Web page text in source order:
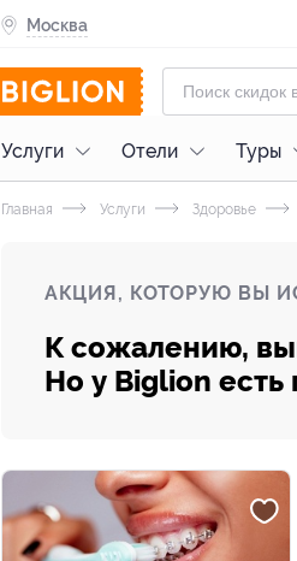
Москва
Услуги Отели Туры
Главная Услуги Здоровье
АКЦИЯ, КОТОРУЮ ВЫ
К сожалению,
Но у Biglion есть